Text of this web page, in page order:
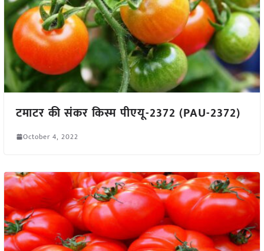
टमाटर की संकर किस्म पीएयू-2372 (PAU-2372)
October 4, 2022